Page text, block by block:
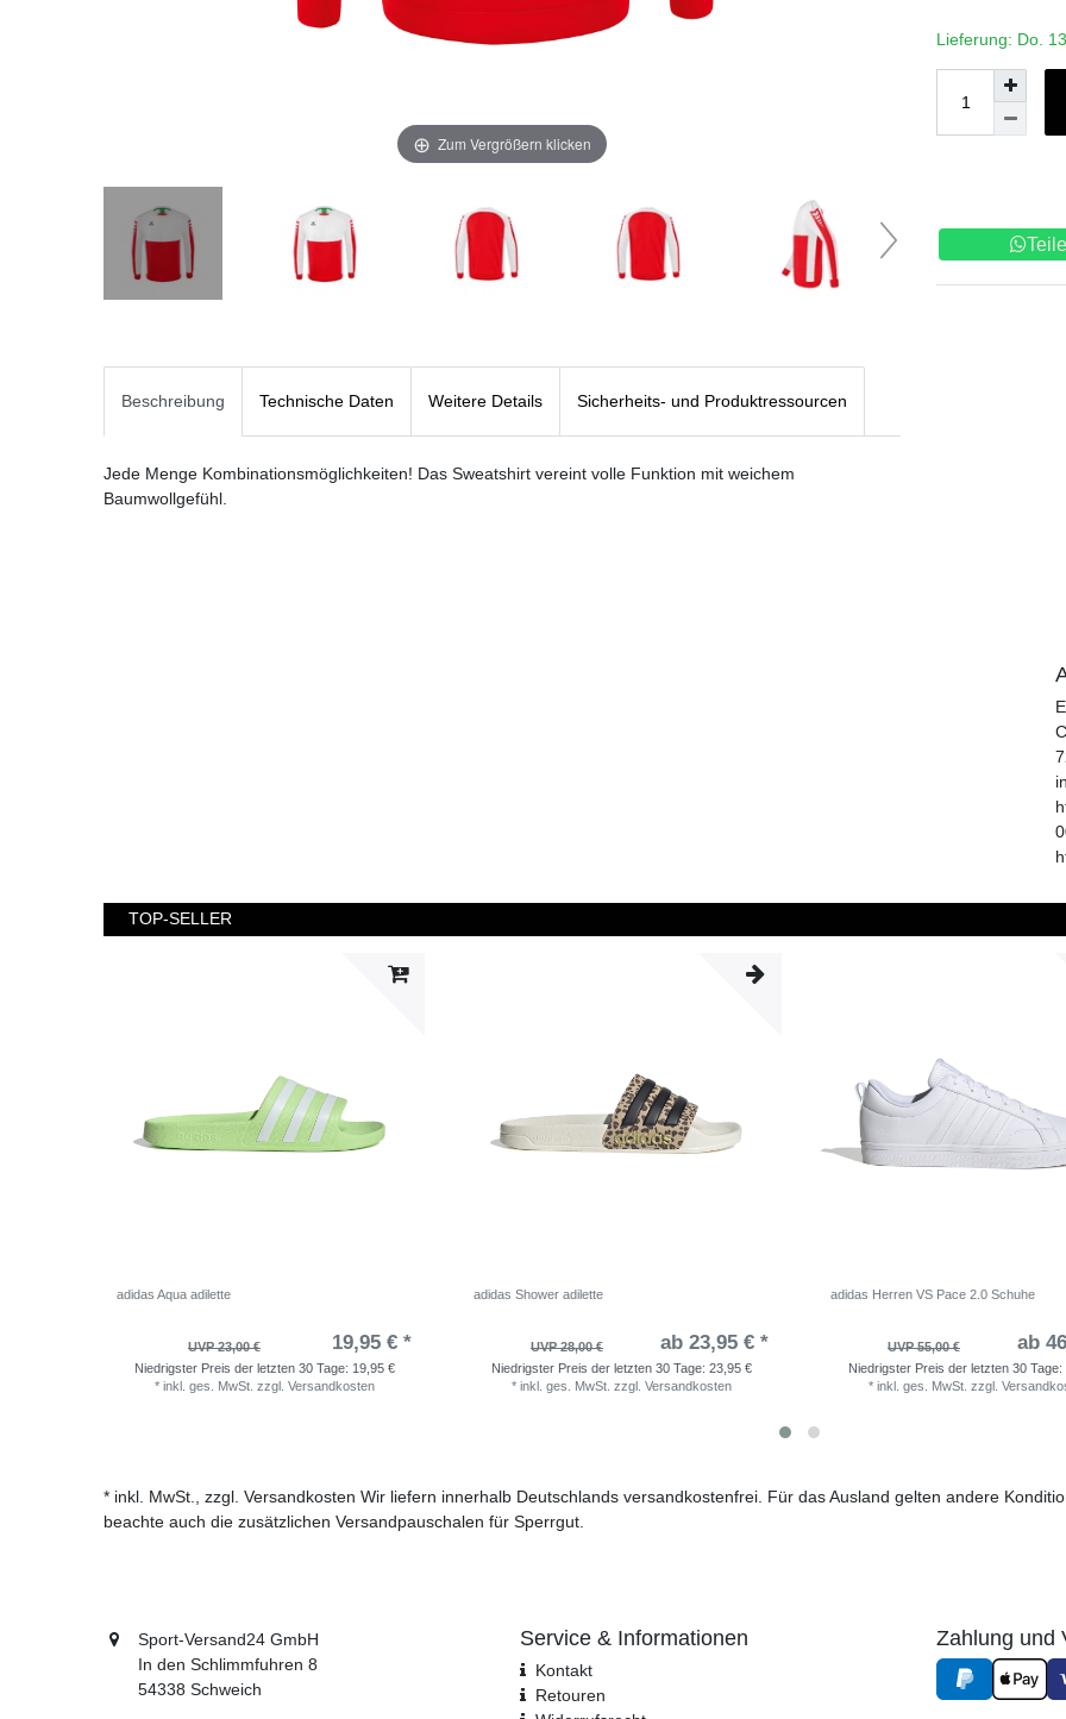
Zum Vergrößern klicken
Lieferung: Do.
Beschreibung Technische Daten Weitere Details Sicherheits- und Produktressourcen
Jede Menge Kombinationsmöglichkeiten! Das Sweatshirt vereint volle Funktion mit weichem
Baumwollgefühl.
TOP-SELLER
adidas Aqua adilette
UVP 23,00 € 19,95 € *
Niedrigster Preis der letzten 30 Tage: 19,95 €
* inkl. ges. MwSt. zzgl. Versandkosten
adidas Shower adilette
UVP 28,00 € ab 23,95 € *
Niedrigster Preis der letzten 30 Tage: 23,95 €
* inkl. ges. MwSt. zzgl. Versandkosten
adidas Herren VS Pace 2.0 Schuhe
UVP 55,00 € ab
Niedrigster Preis der letzten 30 Tage:
* inkl. ges. MwSt. zzgl.
* inkl. MwSt., zzgl. Versandkosten Wir liefern innerhalb Deutschlands versandkostenfrei. Für das Ausland gelten andere
beachte auch die zusätzlichen Versandpauschalen für Sperrgut.
Sport-Versand24 GmbH
In den Schlimmfuhren 8
54338 Schweich
Service & Informationen
Kontakt
Retouren
Zahlung und